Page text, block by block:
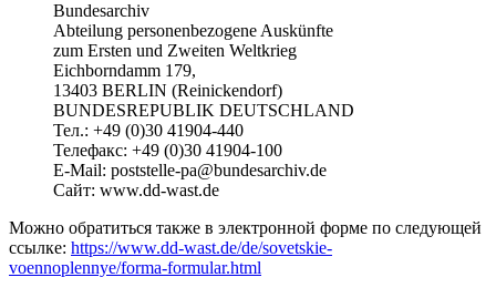
Bundesarchiv
Abteilung personenbezogene Auskünfte
zum Ersten und Zweiten Weltkrieg
Eichborndamm 179,
13403 BERLIN (Reinickendorf)
BUNDESREPUBLIK DEUTSCHLAND
Teл.: +49 (0)30 41904-440
Teлефакс: +49 (0)30 41904-100
E-Mail: poststelle-pa@bundesarchiv.de
Сайт: www.dd-wast.de
Можно обратиться также в электронной форме по следующей
ссылке: https://www.dd-wast.de/de/sovetskie-
voennoplennye/forma-formular.html